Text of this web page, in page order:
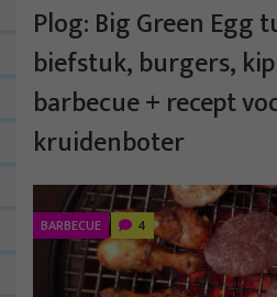
Plog: Big Green Egg
biefstuk, burgers,
barbecue + recept
kruidenboter
BARBECUE 4